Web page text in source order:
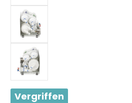
Vergriffen